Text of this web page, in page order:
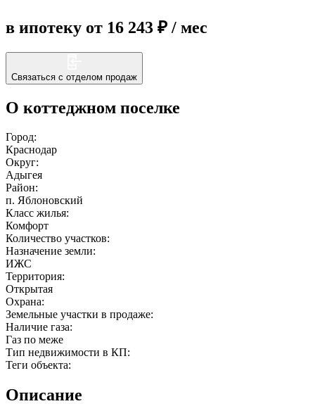
мы в соцсетях
в ипотеку от 16 243 ₽ / мес
Связаться с отделом продаж
О коттеджном поселке
Город:
Краснодар
Округ:
Адыгея
Район:
п. Яблоновский
Класс жилья:
Комфорт
Количество участков:
Назначение земли:
ИЖС
Территория:
Открытая
Охрана:
Земельные участки в продаже:
Наличие газа:
Газ по меже
Тип недвижимости в КП:
Теги объекта:
Описание